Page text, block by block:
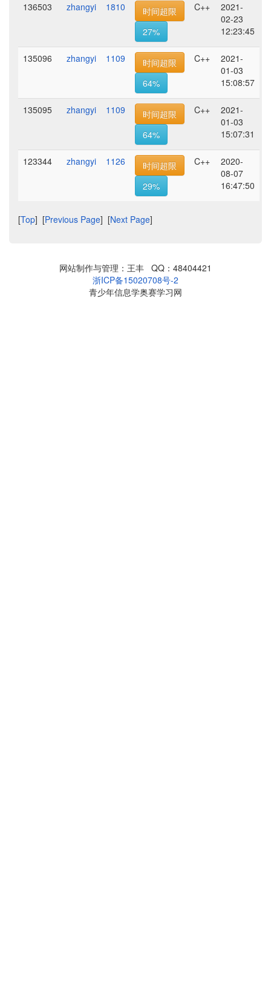
136503 zhangyi 1810
时间超限
27%
C++
2021-
02-23
12:23:45
135096 zhangyi 1109
时间超限
64%
C++
2021-
01-03
15:08:57
135095 zhangyi 1109
时间超限
64%
C++
2021-
01-03
15:07:31
123344 zhangyi 1126
时间超限
29%
C++
2020-
08-07
16:47:50
[Top] [Previous Page] [Next Page]
网站制作与管理：王丰 QQ：48404421
浙ICP备15020708号-2
青少年信息学奥赛学习网